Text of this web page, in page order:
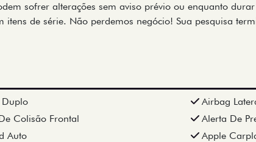
sofrer alterações sem aviso prévio ou enquanto
de série. Não perdemos negócio! Sua pesquisa
Airbag
Colisão Frontal
Alerta De
Auto
Apple